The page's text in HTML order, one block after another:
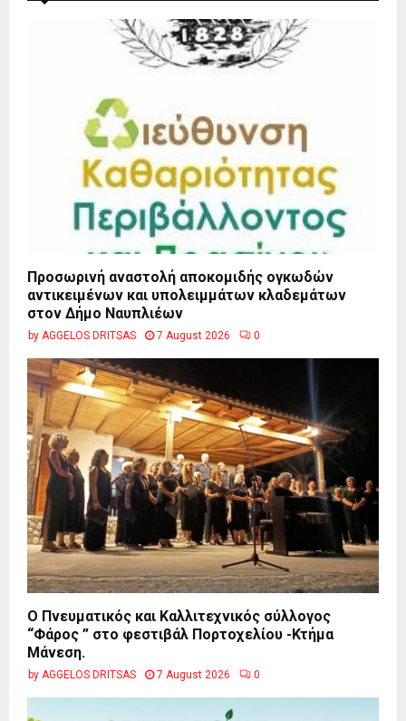
Προσωρινή αναστολή αποκομιδής ογκωδών
αντικειμένων και υπολειμμάτων κλαδεμάτων
στον Δήμο Ναυπλιέων
by AGGELOS DRITSAS 7 August 2026 0
Ο Πνευματικός και Καλλιτεχνικός σύλλογος
“Φάρος ” στο φεστιβάλ Πορτοχελίου -Κτήμα
Μάνεση.
by AGGELOS DRITSAS 7 August 2026 0